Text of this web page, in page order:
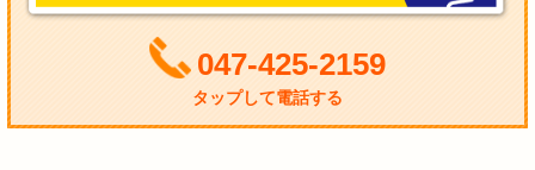
047-425-2159
タップして電話する